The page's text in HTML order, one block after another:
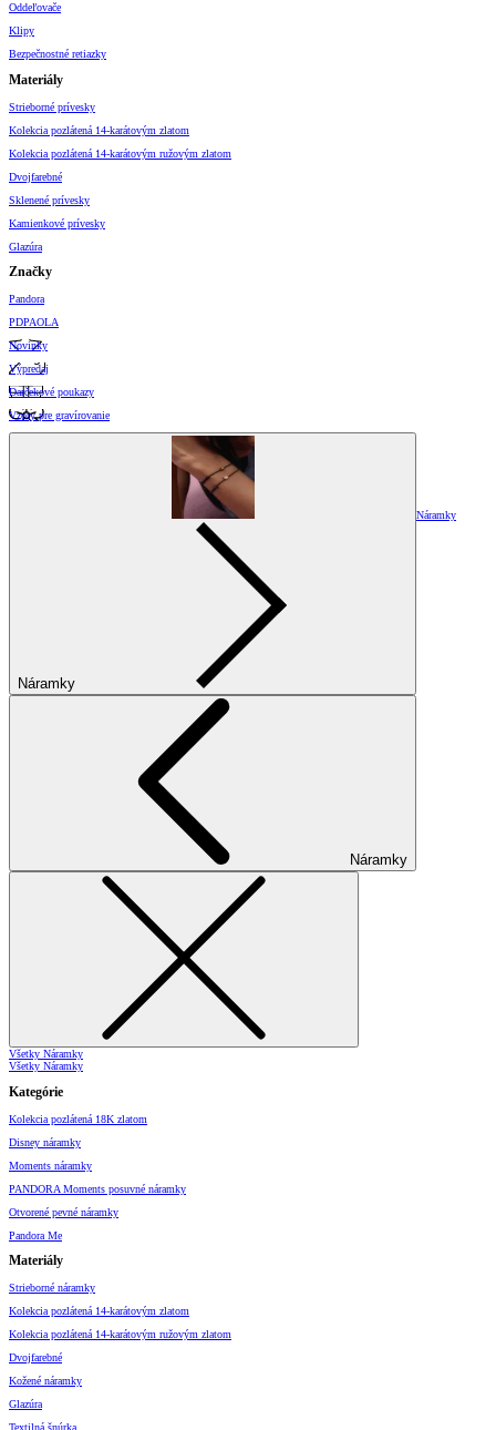
Oddeľovače
Klipy
Bezpečnostné retiazky
Materiály
Strieborné prívesky
Kolekcia pozlátená 14-karátovým zlatom
Kolekcia pozlátená 14-karátovým ružovým zlatom
Dvojfarebné
Sklenené prívesky
Kamienkové prívesky
Glazúra
Značky
Pandora
PDPAOLA
Novinky
Výpredaj
Darčekové poukazy
Vzory pre gravírovanie
Náramky
Náramky
Náramky
Všetky Náramky
Všetky Náramky
Kategórie
Kolekcia pozlátená 18K zlatom
Disney náramky
Moments náramky
PANDORA Moments posuvné náramky
Otvorené pevné náramky
Pandora Me
Materiály
Strieborné náramky
Kolekcia pozlátená 14-karátovým zlatom
Kolekcia pozlátená 14-karátovým ružovým zlatom
Dvojfarebné
Kožené náramky
Glazúra
Textilná šnúrka